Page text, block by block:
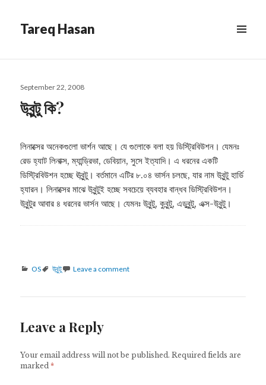
Tareq Hasan
WIDGETS
Posted
September 22, 2008
উবুন্টু কি?
লিনাক্সের অনেকগুলো ভার্শন আছে। যে গুলোকে বলা হয় ডিস্ট্রিবিউশন। যেমনঃ
রেড হ্যাট লিনাক্স, ম্যান্ড্রিভা, ডেবিয়ান, সুসে ইত্যাদি। এ ধরনের একটি
ডিস্ট্রিবিউশন হচ্ছে ঊবুন্টু। বর্তমানে এটির ৮.০৪ ভার্সন চলছে, যার নাম উবুন্টু হার্ডি
হ্যারন। লিনাক্সের মাঝে উবুন্টুই হচ্ছে সবচেয়ে ব্যবহার বান্ধব ডিস্ট্রিবিউশন।
উবুন্টুর আবার ৪ ধরনের ভার্সন আছে। যেমনঃ উবুন্টু, কুবুন্টু, এডুবুন্টু, এক্স-উবুন্টু।
Categories
OS Tags
উবুন্টু Leave a comment
Leave a Reply
Your email address will not be published. Required fields are
marked*